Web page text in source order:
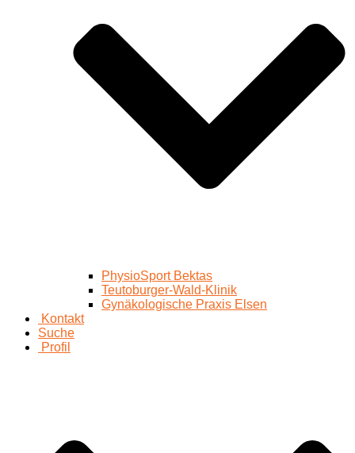
PhysioSport Bektas
Teutoburger-Wald-Klinik
Gynäkologische Praxis Elsen
Kontakt
Suche
Profil